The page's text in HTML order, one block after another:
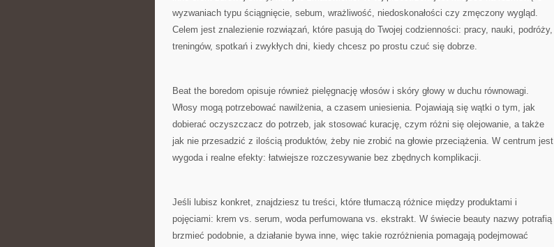
wyzwaniach typu ściągnięcie, sebum, wrażliwość, niedoskonałości czy zmęczony wygląd.
Celem jest znalezienie rozwiązań, które pasują do Twojej codzienności: pracy, nauki, podróży,
treningów, spotkań i zwykłych dni, kiedy chcesz po prostu czuć się dobrze.
Beat the boredom opisuje również pielęgnację włosów i skóry głowy w duchu równowagi.
Włosy mogą potrzebować nawilżenia, a czasem uniesienia. Pojawiają się wątki o tym, jak
dobierać oczyszczacz do potrzeb, jak stosować kurację, czym różni się olejowanie, a także
jak nie przesadzić z ilością produktów, żeby nie zrobić na głowie przeciążenia. W centrum jest
wygoda i realne efekty: łatwiejsze rozczesywanie bez zbędnych komplikacji.
Jeśli lubisz konkret, znajdziesz tu treści, które tłumaczą różnice między produktami i
pojęciami: krem vs. serum, woda perfumowana vs. ekstrakt. W świecie beauty nazwy potrafią
brzmieć podobnie, a działanie bywa inne, więc takie rozróżnienia pomagają podejmować